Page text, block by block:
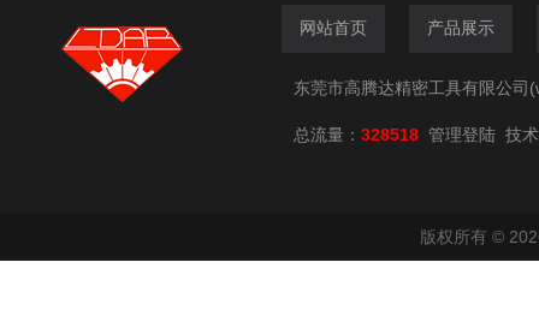
网站首页 产品展示
东莞市高腾达精密工具有限公司
总流量： 328518 管理登陆 技
版权所有 ©